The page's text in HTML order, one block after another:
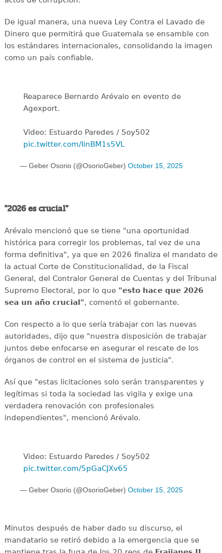
De igual manera, una nueva Ley Contra el Lavado de
Dinero que permitirá que Guatemala se ensamble con
los estándares internacionales, consolidando la imagen
como un país confiable.
Reaparece Bernardo Arévalo en evento de
Agexport.
Video: Estuardo Paredes / Soy502
pic.twitter.com/IinBM1s5VL
— Geber Osorio (@OsorioGeber) October 15, 2025
"2026 es crucial"
Arévalo mencionó que se tiene "una oportunidad
histórica para corregir los problemas, tal vez de una
forma definitiva", ya que en 2026 finaliza el mandato de
la actual Corte de Constitucionalidad, de la Fiscal
General, del Contralor General de Cuentas y del Tribunal
Supremo Electoral, por lo que "esto hace que 2026
sea un año crucial", comentó el gobernante.
Con respecto a lo que sería trabajar con las nuevas
autoridades, dijo que "nuestra disposición de trabajar
juntos debe enfocarse en asegurar el rescate de los
órganos de control en el sistema de justicia".
Así que "estas licitaciones solo serán transparentes y
legítimas si toda la sociedad las vigila y exige una
verdadera renovación con profesionales
independientes", mencionó Arévalo.
Video: Estuardo Paredes / Soy502
pic.twitter.com/5pGaCJXv65
— Geber Osorio (@OsorioGeber) October 15, 2025
Minutos después de haber dado su discurso, el
mandatario se retiró debido a la emergencia que se